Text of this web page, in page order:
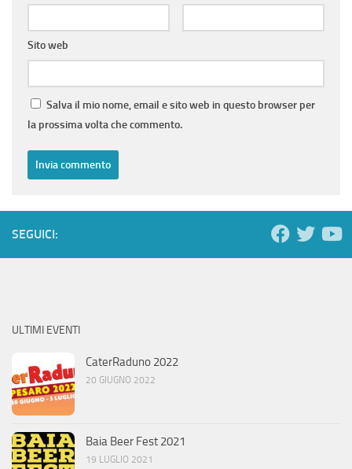
Sito web
Salva il mio nome, email e sito web in questo browser per
la prossima volta che commento.
SEGUICI:
ULTIMI EVENTI
CaterRaduno 2022
20 GIUGNO 2022
Baia Beer Fest 2021
19 LUGLIO 2021